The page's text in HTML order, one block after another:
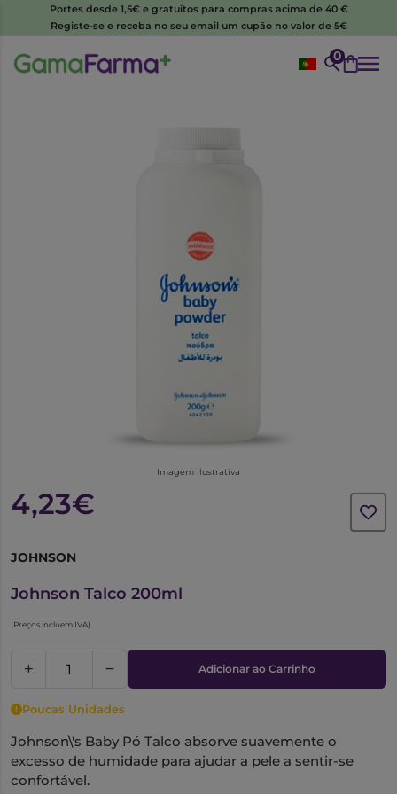
Portes desde 1,5€ e gratuitos para compras acima de 40 €
Registe-se e receba no seu email um cupão no valor de 5€
0
Imagem ilustrativa
4,23€
JOHNSON
Johnson Talco 200ml
(Preços incluem IVA)
Adicionar ao Carrinho
Poucas Unidades
Johnson\'s Baby Pó Talco absorve suavemente o
excesso de humidade para ajudar a pele a sentir-se
confortável.